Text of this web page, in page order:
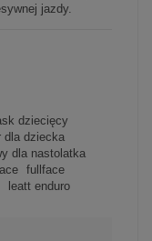
jazdy.
dziecięcy
dla dziecka
dla nastolatka
fullface
leatt enduro